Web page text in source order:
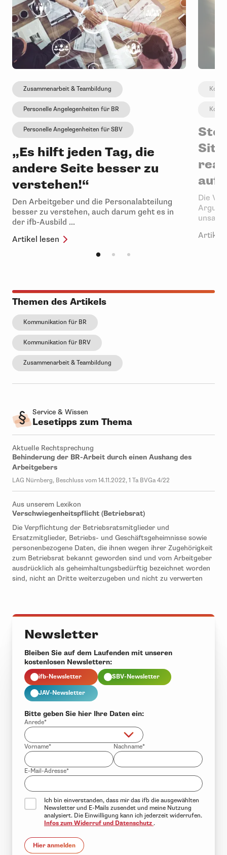
Zusammenarbeit & Teambildung
Personelle Angelegenheiten für BR
Personelle Angelegenheiten für SBV
„Es hilft jeden Tag, die
andere Seite besser zu
verstehen!“
Den Arbeitgeber und die Personalabteilung
besser zu verstehen, auch darum geht es in
der ifb-Ausbild ...
Artikel lesen
Die
Artikel
Themen des Artikels
Kommunikation für BR
Kommunikation für BRV
Zusammenarbeit & Teambildung
Service & Wissen
Lesetipps zum Thema
Aktuelle Rechtsprechung
Behinderung der BR-Arbeit durch einen Aushang des
Arbeitgebers
LAG Nürnberg, Beschluss vom 14.11.2022, 1 Ta BVGa 4/22
Aus unserem Lexikon
Verschwiegenheitspflicht (Betriebsrat)
Die Verpflichtung der Betriebsratsmitglieder und
Ersatzmitglieder, Betriebs- und Geschäftsgeheimnisse sowie
personenbezogene Daten, die ihnen wegen ihrer Zugehörigkeit
zum Betriebsrat bekannt geworden sind und vom Arbeitgeber
ausdrücklich als geheimhaltungsbedürftig bezeichnet worden
sind, nicht an Dritte weiterzugeben und nicht zu verwerten
Newsletter
Bleiben Sie auf dem Laufenden mit unseren
kostenlosen Newslettern:
ifb-Newsletter SBV-Newsletter
JAV-Newsletter
Bitte geben Sie hier Ihre Daten ein:
Anrede*
Vorname* Nachname*
E-Mail-Adresse*
Ich bin einverstanden, dass mir das ifb die ausgewählten
Newsletter und E-Mails zusendet und meine Nutzung
analysiert. Die Einwilligung kann ich jederzeit widerrufen.
Infos zum Widerruf und Datenschutz .
Hier anmelden